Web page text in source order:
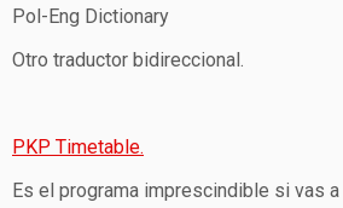
Pol-Eng Dictionary
Otro traductor bidireccional.
PKP Timetable.
Es el programa imprescindible si vas